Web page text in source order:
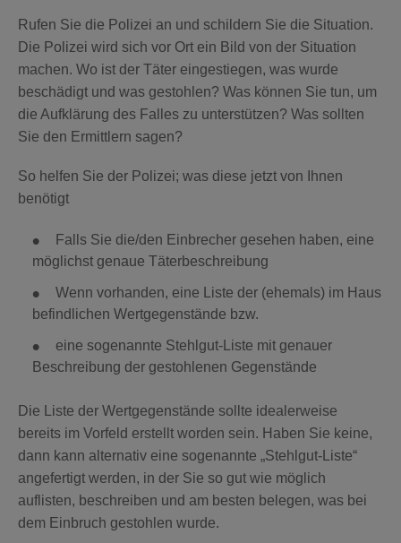
Rufen Sie die Polizei an und schildern Sie die Situation.
Die Polizei wird sich vor Ort ein Bild von der Situation
machen. Wo ist der Täter eingestiegen, was wurde
beschädigt und was gestohlen? Was können Sie tun, um
die Aufklärung des Falles zu unterstützen? Was sollten
Sie den Ermittlern sagen?
So helfen Sie der Polizei; was diese jetzt von Ihnen
benötigt
Falls Sie die/den Einbrecher gesehen haben, eine
möglichst genaue Täterbeschreibung
Wenn vorhanden, eine Liste der (ehemals) im Haus
befindlichen Wertgegenstände bzw.
eine sogenannte Stehlgut-Liste mit genauer
Beschreibung der gestohlenen Gegenstände
Die Liste der Wertgegenstände sollte idealerweise
bereits im Vorfeld erstellt worden sein. Haben Sie keine,
dann kann alternativ eine sogenannte „Stehlgut-Liste“
angefertigt werden, in der Sie so gut wie möglich
auflisten, beschreiben und am besten belegen, was bei
dem Einbruch gestohlen wurde.